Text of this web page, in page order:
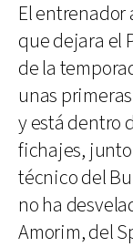
El entrenador
que dejara el
de la
unas
y está dentro
fichajes,
técnico del
no ha
Amorim, del